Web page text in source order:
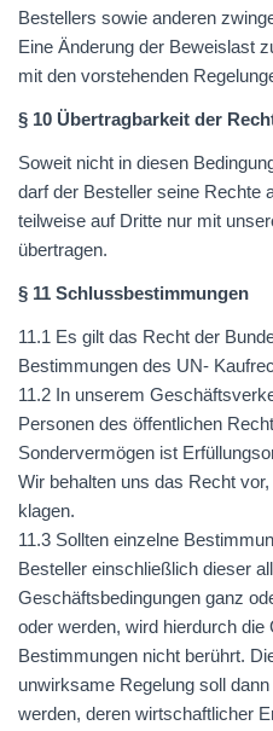
Bestellers sowie anderen
Eine Änderung der Beweislast
mit den vorstehenden
§ 10 Übertragbarkeit der
Soweit nicht in diesen
darf der Besteller seine Rechte
teilweise auf Dritte nur mit
übertragen.
§ 11 Schlussbestimmungen
11.1 Es gilt das Recht der
Bestimmungen des UN-
11.2 In unserem
Personen des öffentlichen
Sondervermögen ist
Wir behalten uns das Recht
klagen.
11.3 Sollten einzelne
Besteller einschließlich dieser
Geschäftsbedingungen ganz
oder werden, wird hierdurch die
Bestimmungen nicht berührt.
unwirksame Regelung soll
werden, deren wirtschaftlicher